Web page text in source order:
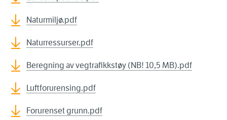
Naturmiljø.pdf
Naturressurser.pdf
Beregning av vegtrafikkstøy (NB! 10,5 MB).pdf
Luftforurensing.pdf
Forurenset grunn.pdf